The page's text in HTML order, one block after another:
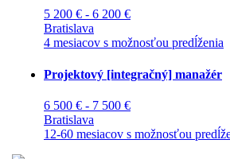
5 200 € - 6 200 €
Bratislava
4 mesiacov s možnosťou predĺženia
Projektový [integračný] manažér
6 500 € - 7 500 €
Bratislava
12-60 mesiacov s možnosťou